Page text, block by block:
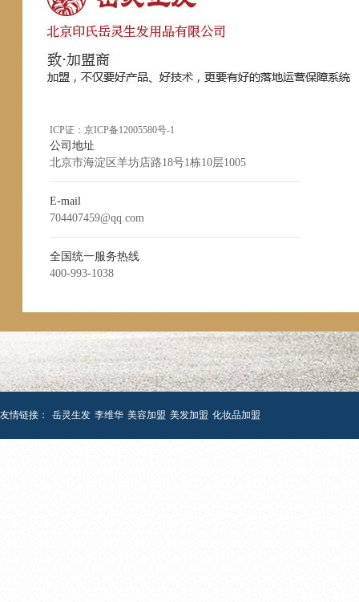
ICP证： 京ICP备12005580号-1
公司地址
北京市海淀区羊坊店路18号1栋10层1005
E-mail
704407459@qq.com
全国统一服务热线
400-993-1038
友情链接： 岳灵生发 李维华 美容加盟 美发加盟 化妆品加盟